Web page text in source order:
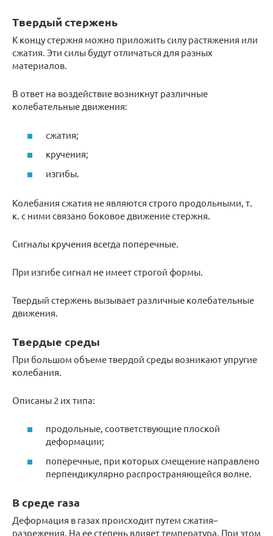
Твердый стержень
К концу стержня можно приложить силу растяжения или
сжатия. Эти силы будут отличаться для разных
материалов.
В ответ на воздействие возникнут различные
колебательные движения:
сжатия;
кручения;
изгибы.
Колебания сжатия не являются строго продольными, т.
к. с ними связано боковое движение стержня.
Сигналы кручения всегда поперечные.
При изгибе сигнал не имеет строгой формы.
Твердый стержень вызывает различные колебательные
движения.
Твердые среды
При большом объеме твердой среды возникают упругие
колебания.
Описаны 2 их типа:
продольные, соответствующие плоской
деформации;
поперечные, при которых смещение направлено
перпендикулярно распространяющейся волне.
В среде газа
Деформация в газах происходит путем сжатия–
разрежения. На ее степень влияет температура. При этом